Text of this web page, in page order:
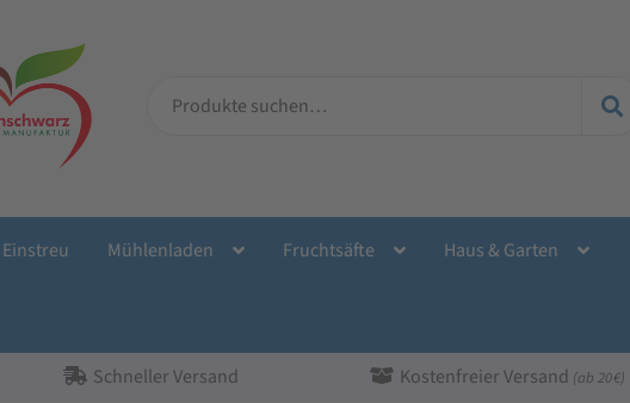
nach:
Einstreu Mühlenladen Fruchtsäfte Haus & Garten
Schneller Versand Kostenfreier Versand (ab 20 €)